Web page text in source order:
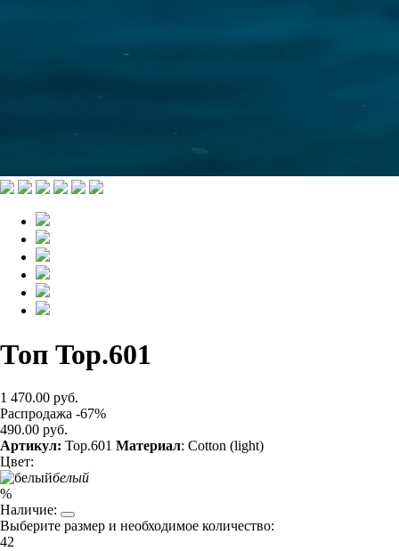
Топ Top.601
1 470.00 руб.
Распродажа -67%
490.00 руб.
Артикул: Top.601 Материал: Cotton (light)
Цвет:
белый
%
Наличие:
Выберите размер и необходимое количество:
42